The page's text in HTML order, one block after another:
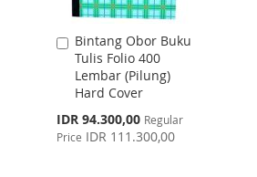
Bintang Obor Buku
Tulis Folio 400
Lembar (Pilung)
Hard Cover
Special
Price
IDR 94.300,00 Regular
Price IDR 111.300,00
Add
to
Cart